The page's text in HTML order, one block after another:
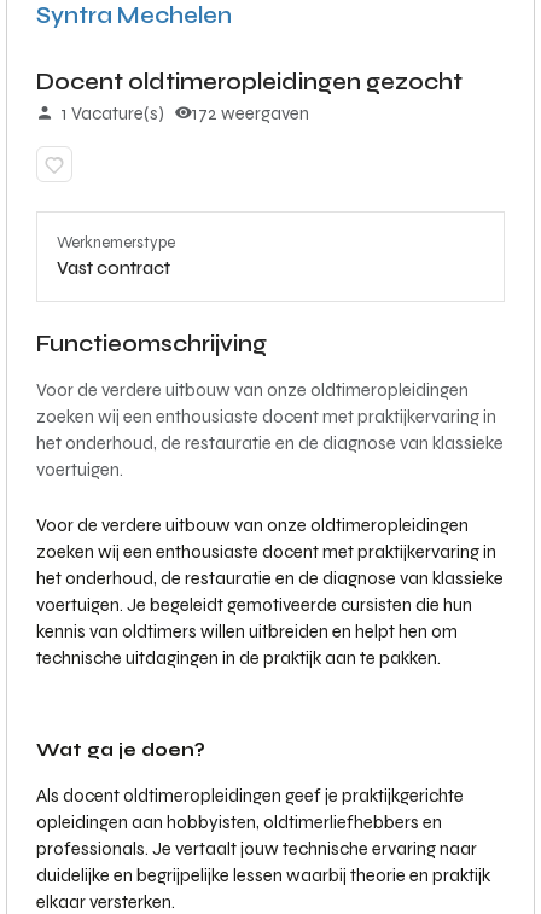
Syntra Mechelen
Docent oldtimeropleidingen gezocht
1 Vacature(s) 172 weergaven
Werknemerstype
Vast contract
Functieomschrijving
Voor de verdere uitbouw van onze oldtimeropleidingen
zoeken wij een enthousiaste docent met praktijkervaring in
het onderhoud, de restauratie en de diagnose van klassieke
voertuigen.
Voor de verdere uitbouw van onze oldtimeropleidingen
zoeken wij een enthousiaste docent met praktijkervaring in
het onderhoud, de restauratie en de diagnose van klassieke
voertuigen. Je begeleidt gemotiveerde cursisten die hun
kennis van oldtimers willen uitbreiden en helpt hen om
technische uitdagingen in de praktijk aan te pakken.
Wat ga je doen?
Als docent oldtimeropleidingen geef je praktijkgerichte
opleidingen aan hobbyisten, oldtimerliefhebbers en
professionals. Je vertaalt jouw technische ervaring naar
duidelijke en begrijpelijke lessen waarbij theorie en praktijk
elkaar versterken.